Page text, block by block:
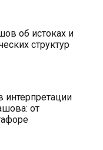
об истоках и
структур
интерпретации
от